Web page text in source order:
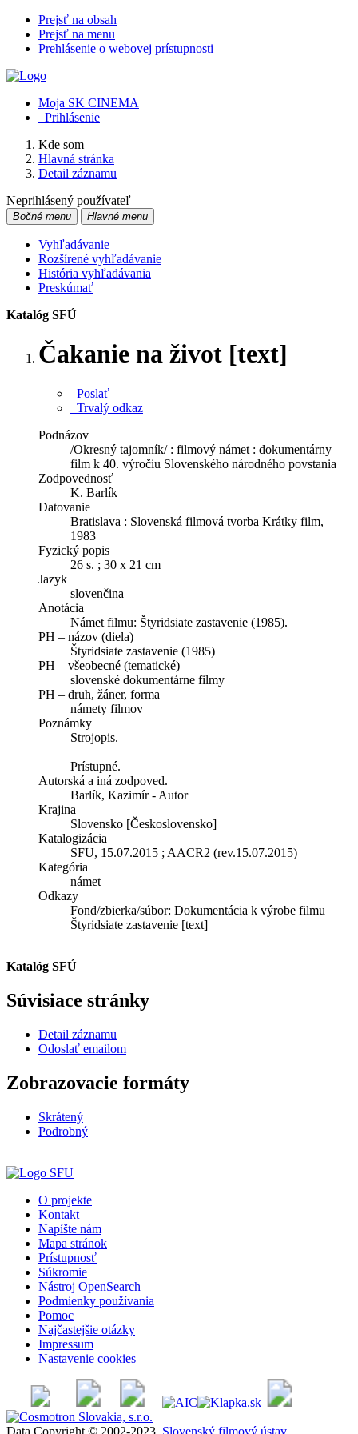
Prejsť na obsah
Prejsť na menu
Prehlásenie o webovej prístupnosti
Moja SK CINEMA
Prihlásenie
Kde som
Hlavná stránka
Detail záznamu
Neprihlásený používateľ
Bočné menu Hlavné menu
Vyhľadávanie
Rozšírené vyhľadávanie
História vyhľadávania
Preskúmať
Katalóg SFÚ
Čakanie na život [text]
Poslať
Trvalý odkaz
Podnázov
/Okresný tajomník/ : filmový námet : dokumentárny
film k 40. výročiu Slovenského národného povstania
Zodpovednosť
K. Barlík
Datovanie
Bratislava : Slovenská filmová tvorba Krátky film,
1983
Fyzický popis
26 s. ; 30 x 21 cm
Jazyk
slovenčina
Anotácia
Námet filmu: Štyridsiate zastavenie (1985).
PH – názov (diela)
Štyridsiate zastavenie (1985)
PH – všeobecné (tematické)
slovenské dokumentárne filmy
PH – druh, žáner, forma
námety filmov
Poznámky
Strojopis.
Prístupné.
Autorská a iná zodpoved.
Barlík, Kazimír - Autor
Krajina
Slovensko [Československo]
Katalogizácia
SFU, 15.07.2015 ; AACR2 (rev.15.07.2015)
Kategória
námet
Odkazy
Fond/zbierka/súbor: Dokumentácia k výrobe filmu
Štyridsiate zastavenie [text]
Katalóg SFÚ
Súvisiace stránky
Detail záznamu
Odoslať emailom
Zobrazovacie formáty
Skrátený
Podrobný
O projekte
Kontakt
Napíšte nám
Mapa stránok
Prístupnosť
Súkromie
Nástroj OpenSearch
Podmienky používania
Pomoc
Najčastejšie otázky
Impressum
Nastavenie cookies
Data Copyright © 2002-2023 Slovenský filmový ústav